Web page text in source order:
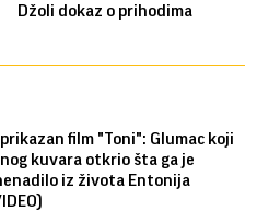
Džoli dokaz o prihodima
film "Toni": Glumac koji
kuvara otkrio šta ga je
iz života Entonija